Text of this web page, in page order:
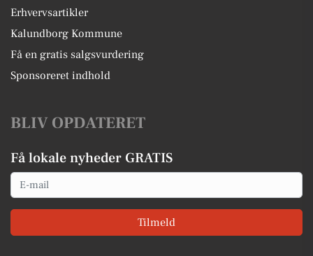
Erhvervsartikler
Kalundborg Kommune
Få en gratis salgsvurdering
Sponsoreret indhold
BLIV OPDATERET
Få lokale nyheder GRATIS
Email
Tilmeld